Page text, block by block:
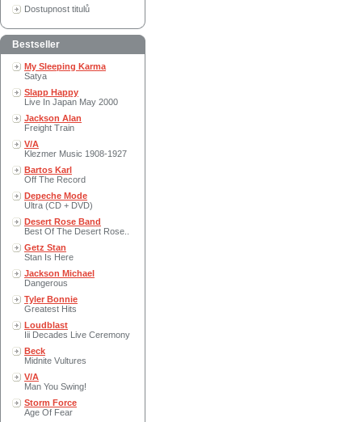
Dostupnost titulů
Bestseller
My Sleeping Karma
Satya
Slapp Happy
Live In Japan May 2000
Jackson Alan
Freight Train
V/A
Klezmer Music 1908-1927
Bartos Karl
Off The Record
Depeche Mode
Ultra (CD + DVD)
Desert Rose Band
Best Of The Desert Rose..
Getz Stan
Stan Is Here
Jackson Michael
Dangerous
Tyler Bonnie
Greatest Hits
Loudblast
Iii Decades Live Ceremony
Beck
Midnite Vultures
V/A
Man You Swing!
Storm Force
Age Of Fear